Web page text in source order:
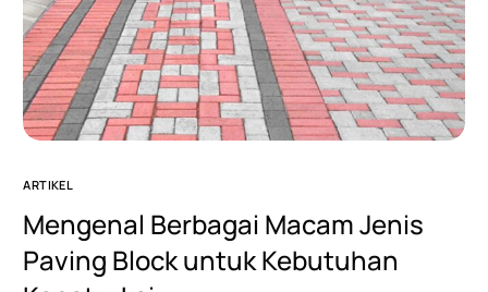
ARTIKEL
Mengenal Berbagai Macam Jenis
Paving Block untuk Kebutuhan